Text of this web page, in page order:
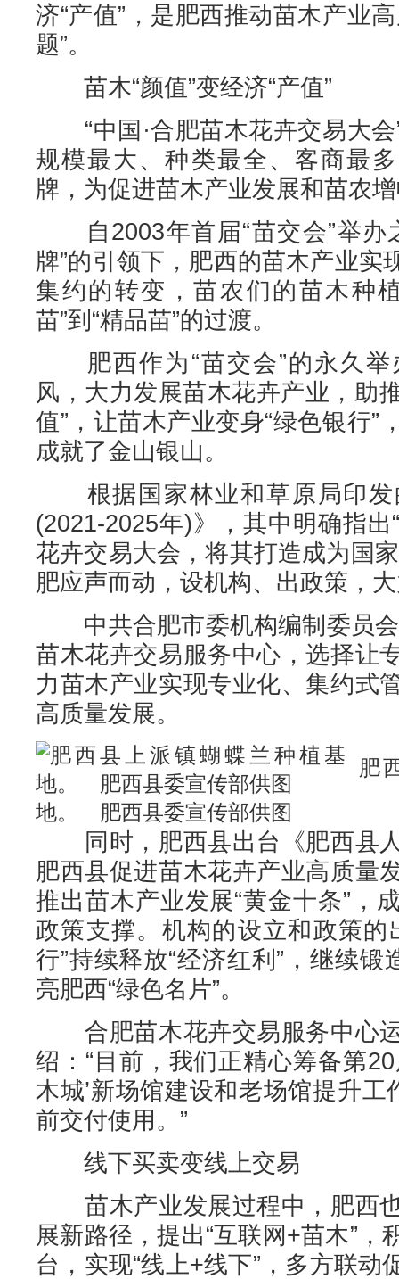
济“产值”，是肥西推动苗木产业
题”。
苗木“颜值”变经济“产值”
“中国·合肥苗木花卉交易大会
规模最大、种类最全、客商最
牌，为促进苗木产业发展和苗农
自2003年首届“苗交会”举办
牌”的引领下，肥西的苗木产业实
集约的转变，苗农们的苗木种
苗”到“精品苗”的过渡。
肥西作为“苗交会”的永久举
风，大力发展苗木花卉产业，助
值”，让苗木产业变身“绿色银行”
成就了金山银山。
根据国家林业和草原局印发
(2021-2025年)》，其中明确指
花卉交易大会，将其打造成为国
肥应声而动，设机构、出政策，
中共合肥市委机构编制委员会
苗木花卉交易服务中心，选择让
力苗木产业实现专业化、集约式
高质量发展。
肥
地。 肥西县委宣传部供图
同时，肥西县出台《肥西县
肥西县促进苗木花卉产业高质量
推出苗木产业发展“黄金十条”，
政策支撑。机构的设立和政策的
行”持续释放“经济红利”，继续锻
亮肥西“绿色名片”。
合肥苗木花卉交易服务中心
绍：“目前，我们正精心筹备第
木城’新场馆建设和老场馆提升
前交付使用。”
线下买卖变线上交易
苗木产业发展过程中，肥西
展新路径，提出“互联网+苗木”，
台，实现“线上+线下”，多方联动